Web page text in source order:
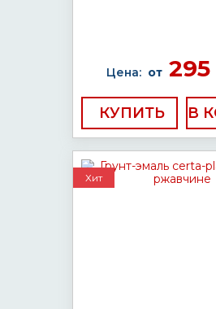
Цена: от295
КУПИТЬ
Хит